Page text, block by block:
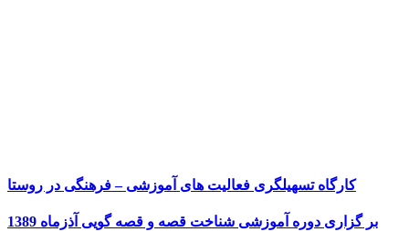
کارگاه تسهیلگری فعالیت های آموزشی – فرهنگی در روستا
بر گزاری دوره آموزشی شناخت قصه و قصه گویی آذزماه 1389